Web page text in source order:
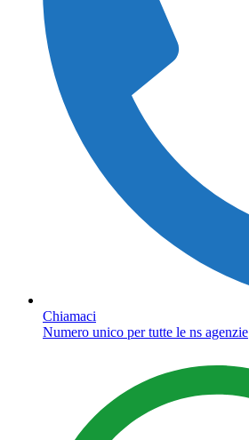
Chiamaci
Numero unico per tutte le ns agenzie